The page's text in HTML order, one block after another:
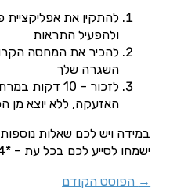
להתקין את אפליקציית
ולהפעיל התראות
להכיר את המחסה
השגרה שלך
לזכור – 10
האזעקה, ללא יוצא מן
במידה ויש לכם שאלות
ישמחו לסייע לכם בכל עת – *9074.
→ הפוסט הקודם